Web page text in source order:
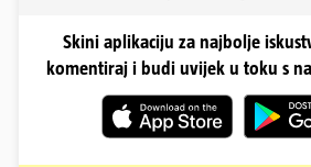
Skini aplikaciju za najbolje
komentiraj i budi uvijek u toku s